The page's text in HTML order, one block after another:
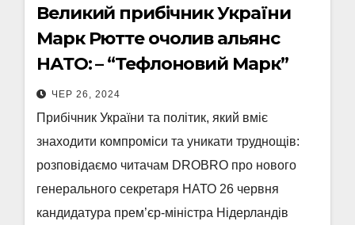
Великий прибічник України
Марк Рютте очолив альянс
НАТО: – “Тефлоновий Марк”
ЧЕР 26, 2024
Прибічник України та політик, який вміє
знаходити компроміси та уникати труднощів:
розповідаємо читачам DROBRO про нового
генерального секретаря НАТО 26 червня
кандидатура прем’єр-міністра Нідерландів